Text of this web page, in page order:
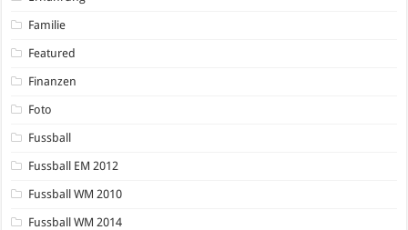
Familie
Featured
Finanzen
Foto
Fussball
Fussball EM 2012
Fussball WM 2010
Fussball WM 2014